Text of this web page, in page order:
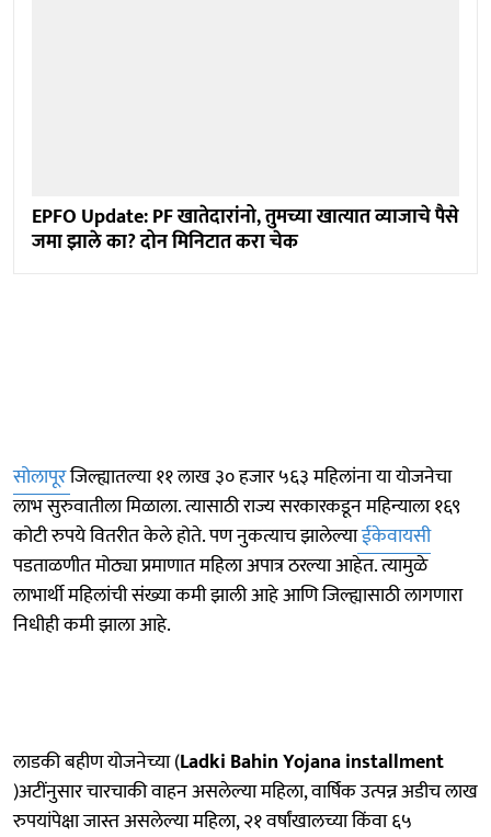
EPFO Update: PF खातेदारांनो, तुमच्या खात्यात व्याजाचे पैसे
जमा झाले का? दोन मिनिटात करा चेक
सोलापूरजिल्ह्यातल्या ११ लाख ३० हजार ५६३ महिलांना या योजनेचा
लाभ सुरुवातीला मिळाला. त्यासाठी राज्य सरकारकडून महिन्याला १६९
कोटी रुपये वितरीत केले होते. पण नुकत्याच झालेल्याईकेवायसी
पडताळणीत मोठ्या प्रमाणात महिला अपात्र ठरल्या आहेत. त्यामुळे
लाभार्थी महिलांची संख्या कमी झाली आहे आणि जिल्ह्यासाठी लागणारा
निधीही कमी झाला आहे.
लाडकी बहीण योजनेच्या (Ladki Bahin Yojana installment
)अटींनुसार चारचाकी वाहन असलेल्या महिला, वार्षिक उत्पन्न अडीच लाख
रुपयांपेक्षा जास्त असलेल्या महिला, २१ वर्षांखालच्या किंवा ६५